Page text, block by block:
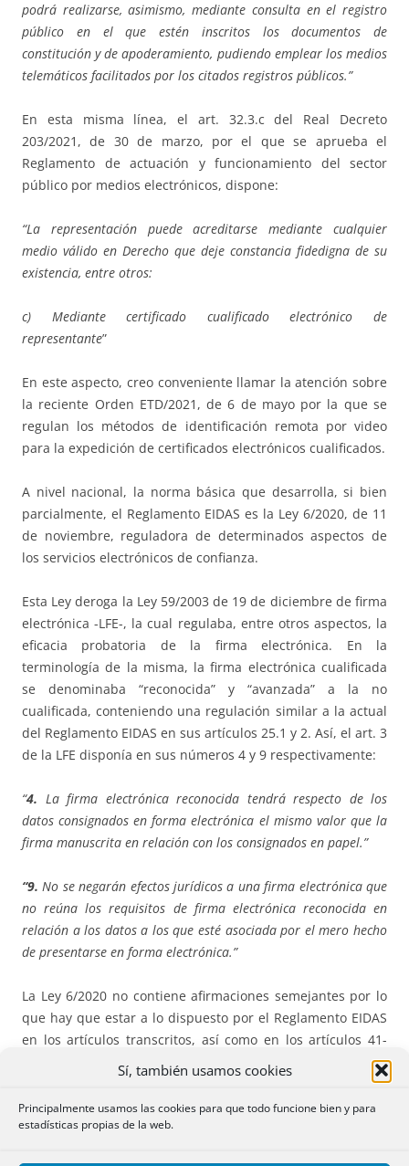
Sí, también usamos cookies
Principalmente usamos las cookies para que todo funcione bien y para
estadísticas propias de la web.
podrá realizarse, asimismo, mediante consulta en el registro
público en el que estén inscritos los documentos de
constitución y de apoderamiento, pudiendo emplear los medios
telemáticos facilitados por los citados registros públicos.”
En esta misma línea, el art. 32.3.c del Real Decreto
203/2021, de 30 de marzo, por el que se aprueba el
Reglamento de actuación y funcionamiento del sector
público por medios electrónicos, dispone:
“La representación puede acreditarse mediante cualquier
medio válido en Derecho que deje constancia fidedigna de su
existencia, entre otros:
c) Mediante certificado cualificado electrónico de
representante”
En este aspecto, creo conveniente llamar la atención sobre
la reciente Orden ETD/2021, de 6 de mayo por la que se
regulan los métodos de identificación remota por video
para la expedición de certificados electrónicos cualificados.
A nivel nacional, la norma básica que desarrolla, si bien
parcialmente, el Reglamento EIDAS es la Ley 6/2020, de 11
de noviembre, reguladora de determinados aspectos de
los servicios electrónicos de confianza.
Esta Ley deroga la Ley 59/2003 de 19 de diciembre de firma
electrónica -LFE-, la cual regulaba, entre otros aspectos, la
eficacia probatoria de la firma electrónica. En la
terminología de la misma, la firma electrónica cualificada
se denominaba “reconocida” y “avanzada” a la no
cualificada, conteniendo una regulación similar a la actual
del Reglamento EIDAS en sus artículos 25.1 y 2. Así, el art. 3
de la LFE disponía en sus números 4 y 9 respectivamente:
“4. La firma electrónica reconocida tendrá respecto de los
datos consignados en forma electrónica el mismo valor que la
firma manuscrita en relación con los consignados en papel.”
“9. No se negarán efectos jurídicos a una firma electrónica que
no reúna los requisitos de firma electrónica reconocida en
relación a los datos a los que esté asociada por el mero hecho
de presentarse en forma electrónica.”
La Ley 6/2020 no contiene afirmaciones semejantes por lo
que hay que estar a lo dispuesto por el Reglamento EIDAS
en los artículos transcritos, así como en los artículos 41-
relativo al efecto jurídico de los sellos de tiempo
electrónico-, 43 -relativo al efecto jurídico de un servicio de
entrega electrónica certificada- y 46 -relativo a los efectos
jurídicos de los documentos electrónicos-